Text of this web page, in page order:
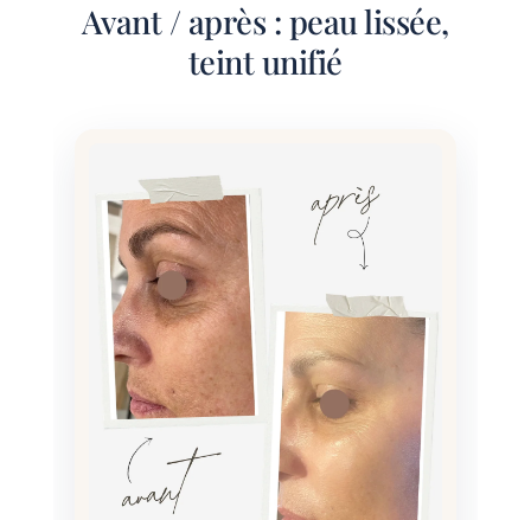
Avant / après : peau lissée,
teint unifié